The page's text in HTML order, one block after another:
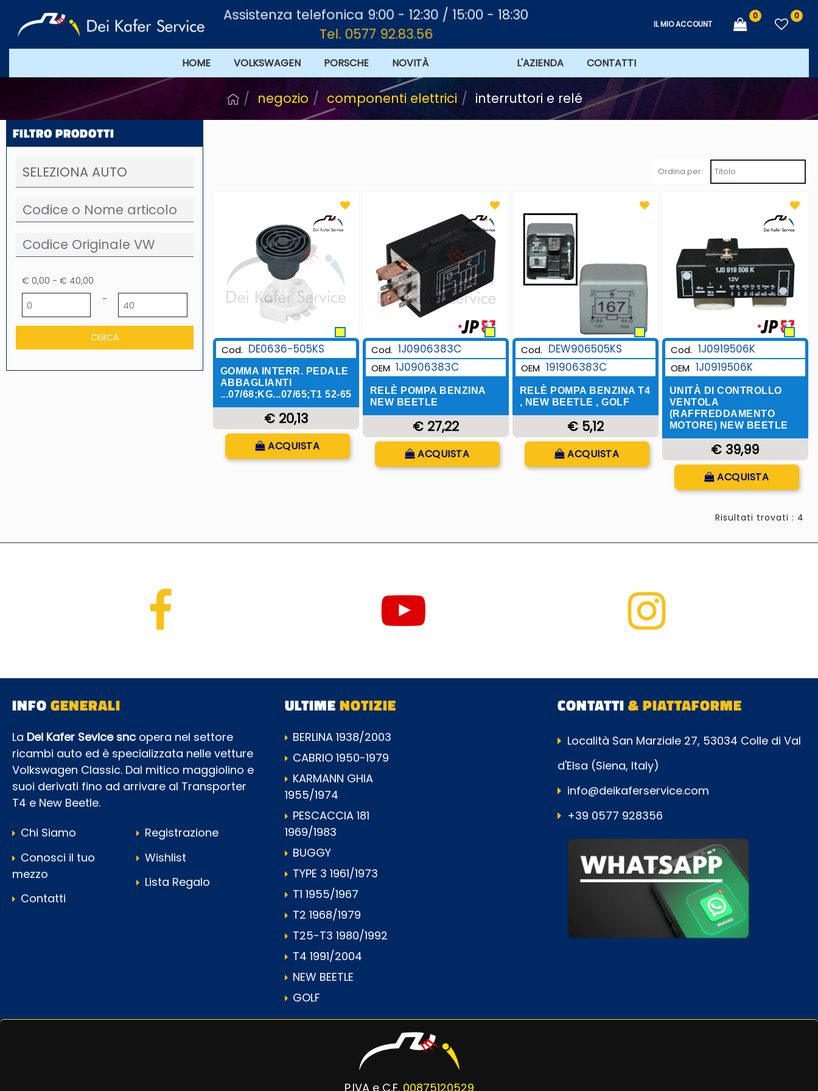
Assistenza telefonica 9:00 - 12:30 / 15:00 - 18:30
Tel. 0577 92.83.56
IL MIO ACCOUNT
0 0
HOME VOLKSWAGEN PORSCHE NOVITÀ L'AZIENDA CONTATTI
negozio componenti elettrici interruttori e relé
FILTRO PRODOTTI
€ 0,00 - € 40,00
-
Ordina per:
Cod. DE0636-505KS
GOMMA INTERR. PEDALE
ABBAGLIANTI
...07/68;KG...07/65;T1 52-65
€ 20,13
ACQUISTA
Cod. 1J0906383C
OEM 1J0906383C
RELÈ POMPA BENZINA
NEW BEETLE
€ 27,22
ACQUISTA
Cod. DEW906505KS
OEM 191906383C
RELÈ POMPA BENZINA T4
, NEW BEETLE , GOLF
€ 5,12
ACQUISTA
Cod. 1J0919506K
OEM 1J0919506K
UNITÀ DI CONTROLLO
VENTOLA
(RAFFREDDAMENTO
MOTORE) NEW BEETLE
€ 39,99
ACQUISTA
Risultati trovati : 4
INFOGENERALI
La Dei Kafer Sevice snc opera nel settore
ricambi auto ed è specializzata nelle vetture
Volkswagen Classic. Dal mitico maggiolino e
suoi derivati fino ad arrivare al Transporter
T4 e New Beetle.
Chi Siamo
Conosci il tuo
mezzo
Contatti
Registrazione
Wishlist
Lista Regalo
ULTIMENOTIZIE
BERLINA 1938/2003
CABRIO 1950-1979
KARMANN GHIA
1955/1974
PESCACCIA 181
1969/1983
BUGGY
TYPE 3 1961/1973
T1 1955/1967
T2 1968/1979
T25-T3 1980/1992
T4 1991/2004
NEW BEETLE
GOLF
CONTATTI& PIATTAFORME
Località San Marziale 27, 53034 Colle di Val
d'Elsa (Siena, Italy)
info@deikaferservice.com
+39 0577 928356
P.IVA e C.F. 00875120529